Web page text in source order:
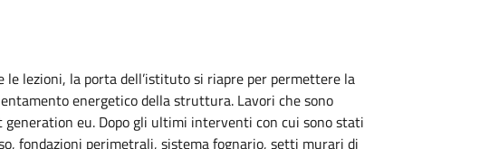
le lezioni, la porta dell’istituto si riapre per permettere la
energetico della struttura. Lavori che sono
eu. Dopo gli ultimi interventi con cui sono stati
fondazioni perimetrali, sistema fognario, setti murari di